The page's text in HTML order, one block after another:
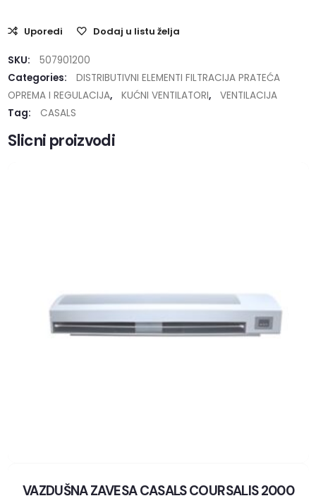
Uporedi Dodaj u listu želja
SKU:
507901200
Categories:
DISTRIBUTIVNI ELEMENTI FILTRACIJA PRATEĆA
OPREMA I REGULACIJA, KUĆNI VENTILATORI,
VENTILACIJA
Tag:
CASALS
Slicni proizvodi
VAZDUŠNA ZAVESA CASALS COURSALIS 2000